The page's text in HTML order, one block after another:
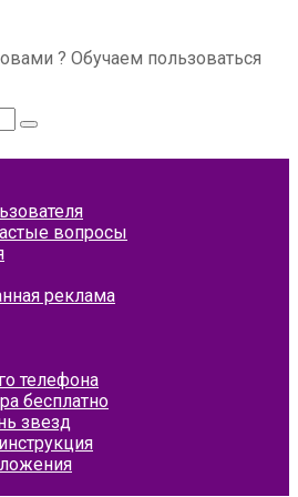
? Обучаем пользоваться
вопросы
реклама
телефона
бесплатно
звезд